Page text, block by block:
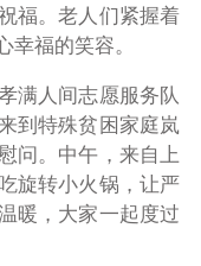
福。老人们紧握着
福的笑容。
人间志愿服务队
到特殊贫困家庭岚
问。中午，来自上
旋转小火锅，让严
暖，大家一起度过